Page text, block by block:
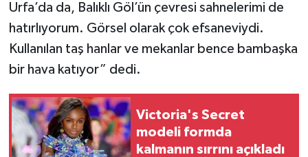
Urfa’da da, Balıklı Göl’ün çevresi sahnelerimi de
hatırlıyorum. Görsel olarak çok efsaneviydi.
Kullanılan taş hanlar ve mekanlar bence bambaşka
bir hava katıyor” dedi.
Victoria's Secret
modeli formda
kalmanın sırrını açıkladı